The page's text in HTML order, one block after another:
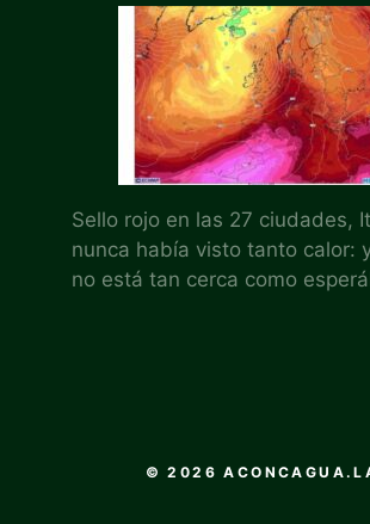
Sello rojo en las 27 ciudades,
nunca había visto tanto calor:
no está tan cerca como
© 2026